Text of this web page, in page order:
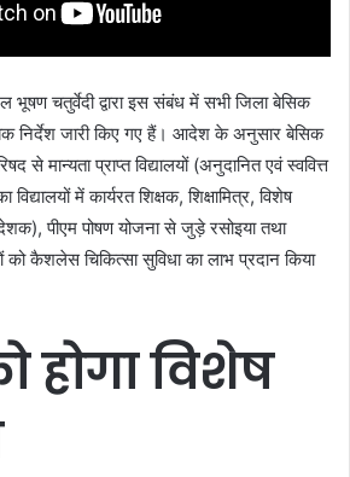
भूषण चतुर्वेदी द्वारा इस संबंध में सभी जिला बेसिक
निर्देश जारी किए गए हैं। आदेश के अनुसार बेसिक
से मान्यता प्राप्त विद्यालयों (अनुदानित एवं स्ववित्त
विद्यालयों में कार्यरत शिक्षक, शिक्षामित्र, विशेष
पीएम पोषण योजना से जुड़े रसोइया तथा
को कैशलेस चिकित्सा सुविधा का लाभ प्रदान किया
होगाविशेष